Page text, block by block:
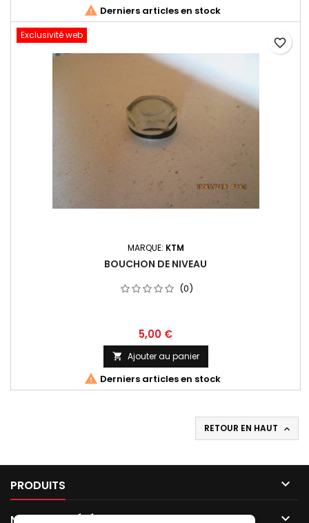
 Derniers articles en stock
Exclusivité web
MARQUE: KTM
BOUCHON DE NIVEAU
(0)
5,00 €
 Ajouter au panier
 Derniers articles en stock
favorite_border
RETOUR EN HAUT 
PRODUITS 
